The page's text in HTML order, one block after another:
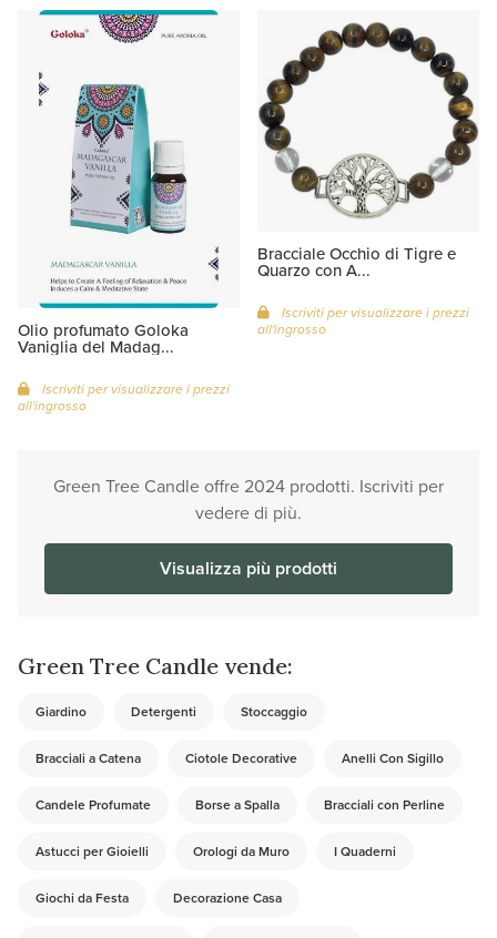
Olio profumato Goloka
Vaniglia del Madag...
Iscriviti per visualizzare i prezzi
all'ingrosso
Bracciale Occhio di Tigre e
Quarzo con A...
Iscriviti per visualizzare i prezzi
all'ingrosso
Green Tree Candle offre 2024 prodotti. Iscriviti per
vedere di più.
Visualizza più prodotti
Green Tree Candle vende:
Giardino Detergenti Stoccaggio
Bracciali a Catena Ciotole Decorative Anelli Con Sigillo
Candele Profumate Borse a Spalla Bracciali con Perline
Astucci per Gioielli Orologi da Muro I Quaderni
Giochi da Festa Decorazione Casa